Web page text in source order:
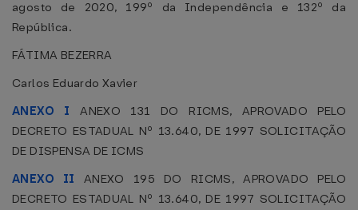
agosto de 2020, 199º da Independência e 132º da
República.
FÁTIMA BEZERRA
Carlos Eduardo Xavier
ANEXO I ANEXO 131 DO RICMS, APROVADO PELO
DECRETO ESTADUAL Nº 13.640, DE 1997 SOLICITAÇÃO
DE DISPENSA DE ICMS
ANEXO II ANEXO 195 DO RICMS, APROVADO PELO
DECRETO ESTADUAL Nº 13.640, DE 1997 SOLICITAÇÃO